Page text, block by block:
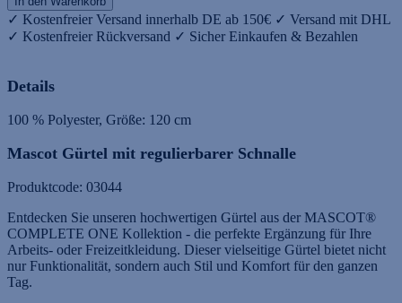
✓ Kostenfreier Versand innerhalb DE ab 150€ ✓ Versand mit DHL
✓ Kostenfreier Rückversand ✓ Sicher Einkaufen & Bezahlen
Details
100 % Polyester, Größe: 120 cm
Mascot Gürtel mit regulierbarer Schnalle
Produktcode: 03044
Entdecken Sie unseren hochwertigen Gürtel aus der MASCOT®
COMPLETE ONE Kollektion - die perfekte Ergänzung für Ihre
Arbeits- oder Freizeitkleidung. Dieser vielseitige Gürtel bietet nicht
nur Funktionalität, sondern auch Stil und Komfort für den ganzen
Tag.